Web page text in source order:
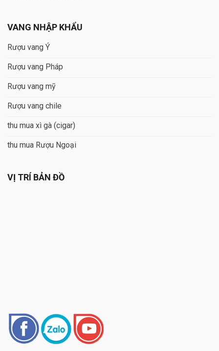
VANG NHẬP KHẨU
Rượu vang Ý
Rượu vang Pháp
Rượu vang mỹ
Rượu vang chile
thu mua xì gà (cigar)
thu mua Rượu Ngoại
VỊ TRÍ BẢN ĐỒ